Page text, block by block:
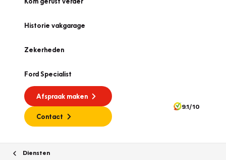
Historie vakgarage
Zekerheden
Ford Specialist
Afspraak maken
Contact
9.1/10
Diensten